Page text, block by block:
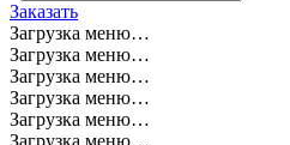
Заказать
Загрузка меню…
Загрузка меню…
Загрузка меню…
Загрузка меню…
Загрузка меню…